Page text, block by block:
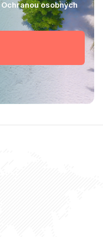
Ochranou osobných